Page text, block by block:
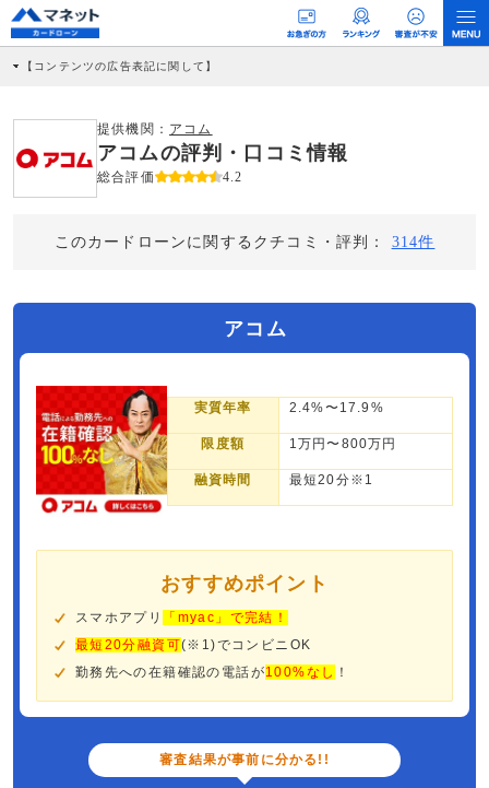
【コンテンツの広告表記に関して】
社に対して企業から紹介報酬が支払われるという収益モデルです。 ただし、特定の
商品を根拠なくPRするものではなく、当編集部の調査／ユーザーへの口コミ収集な
どに基づき、公平性を担保した情報提供を行っています。
>提携企業一覧
提供機関： アコム
アコムの評判・口コミ情報
総合評価 4.2
このカードローンに関するクチコミ・評判： 314件
アコム
実質年率 2.4%〜17.9%
限度額 1万円〜800万円
融資時間 最短20分※1
おすすめポイント
スマホアプリ
「myac」で完結！
最短20分融資可(※1)でコンビニOK
勤務先への在籍確認の電話が100%なし ！
審査結果が事前に分かる!!